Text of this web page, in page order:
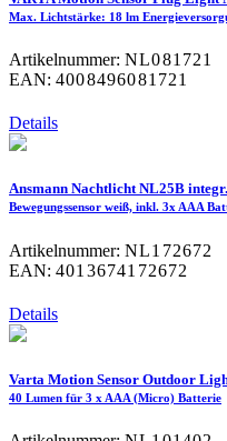
Max. Lichtstärke: 18 lm
Artikelnummer: NL081721
EAN: 4008496081721
Details
Ansmann Nachtlicht NL25B
Bewegungssensor weiß, inkl. 3x AAA
Artikelnummer: NL172672
EAN: 4013674172672
Details
Varta Motion Sensor Outdoor
40 Lumen für 3 x AAA (Micro) Batterie